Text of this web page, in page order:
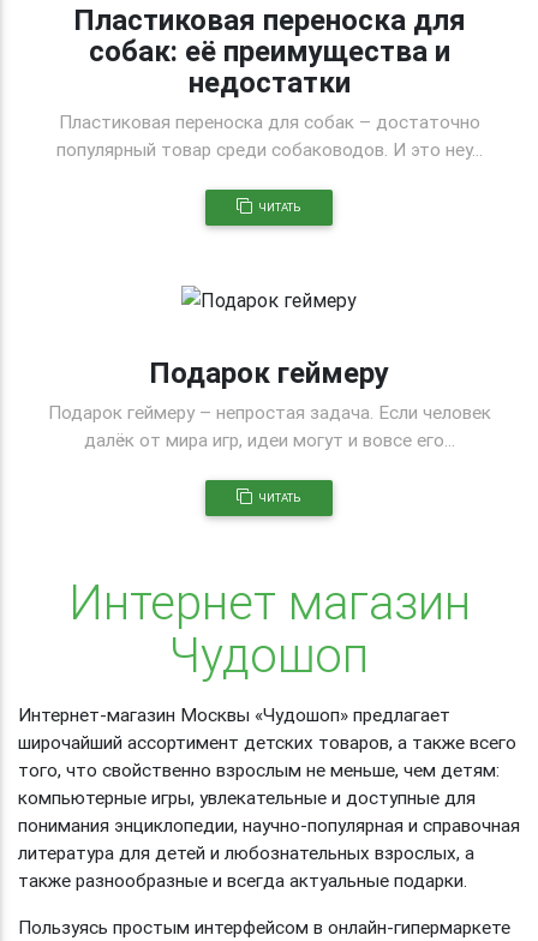
Пластиковая переноска для
собак: её преимущества и
недостатки
Пластиковая переноска для собак – достаточно
популярный товар среди собаководов. И это неу...
ЧИТАТЬ
Подарок геймеру
Подарок геймеру – непростая задача. Если человек
далёк от мира игр, идеи могут и вовсе его...
ЧИТАТЬ
Интернет магазин
Чудошоп
Интернет-магазин Москвы «Чудошоп» предлагает
широчайший ассортимент детских товаров, а также всего
того, что свойственно взрослым не меньше, чем детям:
компьютерные игры, увлекательные и доступные для
понимания энциклопедии, научно-популярная и справочная
литература для детей и любознательных взрослых, а
также разнообразные и всегда актуальные подарки.
Пользуясь простым интерфейсом в онлайн-гипермаркете